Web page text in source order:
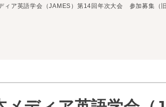
ィア英語学会（JAMES）第14回年次大会 参加募集（